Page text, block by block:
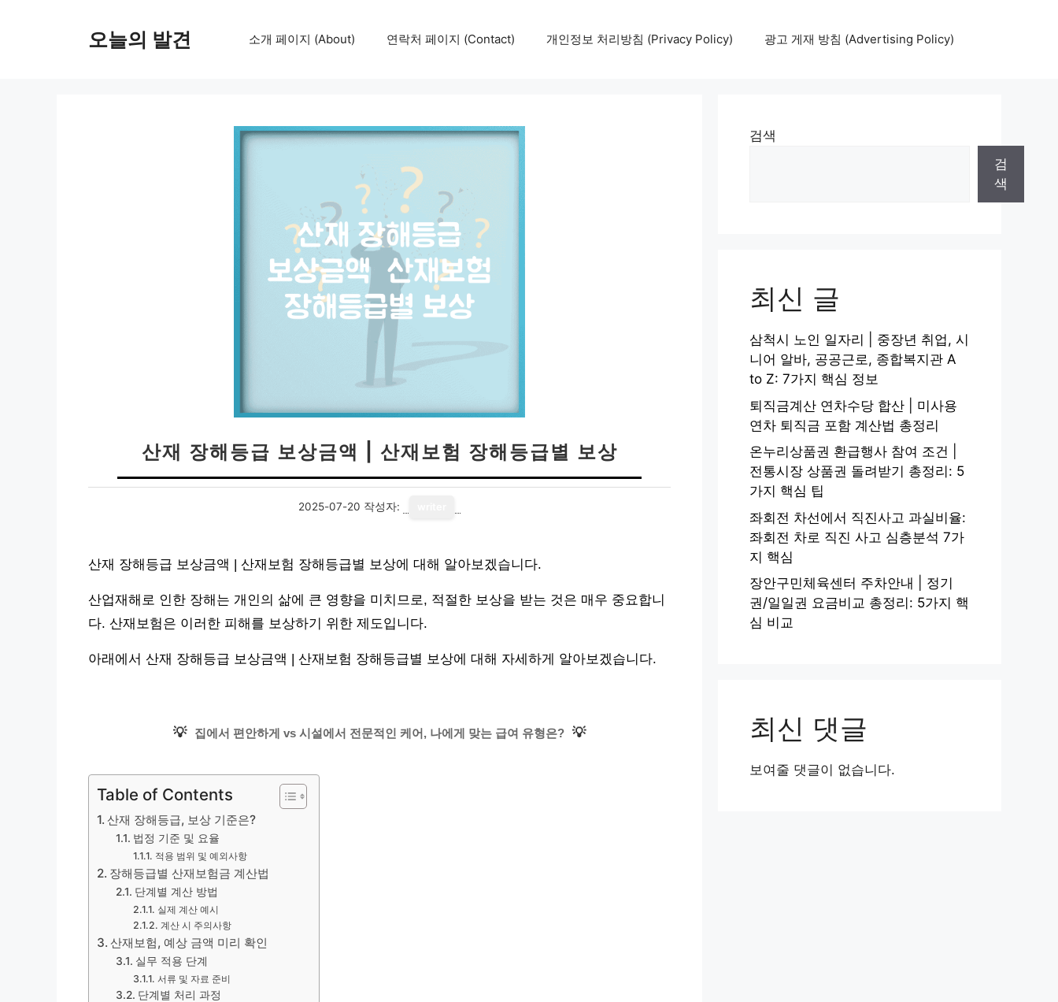
오늘의 발견 소개 페이지 (About) 연락처 페이지 (Contact) 개인정보 처리방침 (Privacy Policy) 광고 게재 방침 (Advertising Policy)
산재 장해등급 보상금액 | 산재보험 장해등급별 보상
2025-07-20 작성자:
산재 장해등급 보상금액 | 산재보험 장해등급별 보상에 대해 알아보겠습니다.
산업재해로 인한 장해는 개인의 삶에 큰 영향을 미치므로, 적절한 보상을 받는 것은 매우 중요합니
다. 산재보험은 이러한 피해를 보상하기 위한 제도입니다.
아래에서 산재 장해등급 보상금액 | 산재보험 장해등급별 보상에 대해 자세하게 알아보겠습니다.
💡 집에서 편안하게 vs 시설에서 전문적인 케어, 나에게 맞는 급여 유형은? 💡
Table of Contents
산재 장해등급, 보상 기준은?
법정 기준 및 요율
적용 범위 및 예외사항
장해등급별 산재보험금 계산법
단계별 계산 방법
실제 계산 예시
계산 시 주의사항
산재보험, 예상 금액 미리 확인
실무 적용 단계
서류 및 자료 준비
단계별 처리 과정
검색
검
색
최신 글
삼척시 노인 일자리 | 중장년 취업, 시
니어 알바, 공공근로, 종합복지관 A
to Z: 7가지 핵심 정보
퇴직금계산 연차수당 합산 | 미사용
연차 퇴직금 포함 계산법 총정리
온누리상품권 환급행사 참여 조건 |
전통시장 상품권 돌려받기 총정리: 5
가지 핵심 팁
좌회전 차선에서 직진사고 과실비율:
좌회전 차로 직진 사고 심층분석 7가
지 핵심
장안구민체육센터 주차안내 | 정기
권/일일권 요금비교 총정리: 5가지 핵
심 비교
최신 댓글
보여줄 댓글이 없습니다.